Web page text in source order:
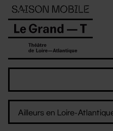
Panneau de gestion des cookies